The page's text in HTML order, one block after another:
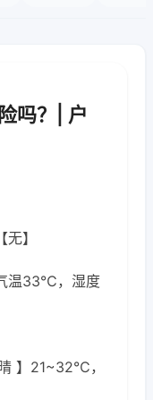
吗？| 户
】
温33℃，湿度
】21~32℃，